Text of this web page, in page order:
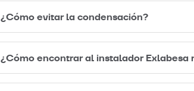
¿Cómo evitar la condensación?
¿Cómo encontrar al instalador Exlabesa